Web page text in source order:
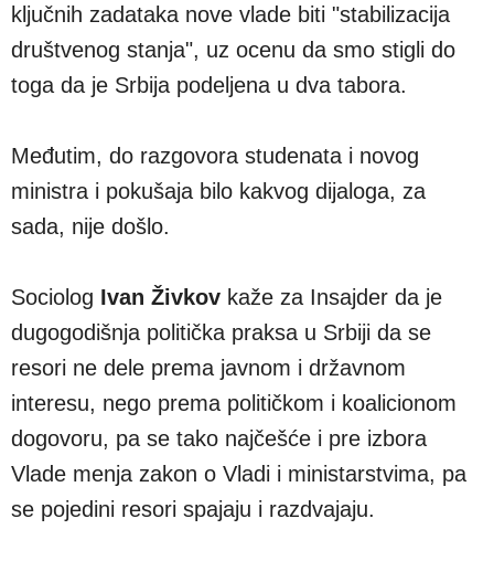
ključnih zadataka nove vlade biti "stabilizacija
društvenog stanja", uz ocenu da smo stigli do
toga da je Srbija podeljena u dva tabora.
Međutim, do razgovora studenata i novog
ministra i pokušaja bilo kakvog dijaloga, za
sada, nije došlo.
Sociolog Ivan Živkov kaže za Insajder da je
dugogodišnja politička praksa u Srbiji da se
resori ne dele prema javnom i državnom
interesu, nego prema političkom i koalicionom
dogovoru, pa se tako najčešće i pre izbora
Vlade menja zakon o Vladi i ministarstvima, pa
se pojedini resori spajaju i razdvajaju.